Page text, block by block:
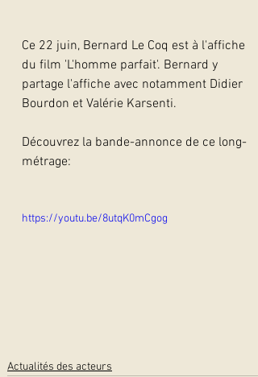
Ce 22 juin, Bernard Le Coq est à l'affiche
du film 'L'homme parfait'. Bernard y
partage l'affiche avec notamment Didier
Bourdon et Valérie Karsenti.
Découvrez la bande-annonce de ce long-
métrage:
https://youtu.be/8utqK0mCgog
Actualités des acteurs